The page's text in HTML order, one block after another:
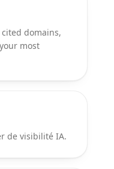
domains,
most
de visibilité IA.